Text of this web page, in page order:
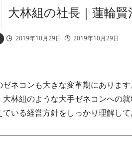
大林組の社長｜蓮輪
2019年10月29日 2019年10月29日
ゼネコンも大きな変革期にありま
大林組のような大手ゼネコンへの
ている経営方針をしっかり理解し